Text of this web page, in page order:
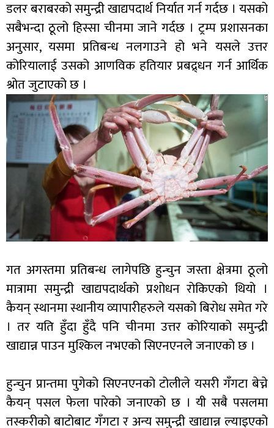
डलर बराबरको समुन्द्री खाद्यपदार्थ निर्यात गर्न गर्दछ । यसको
सबैभन्दा ठूलो हिस्सा चीनमा जाने गर्दछ । ट्रम्प प्रशासनका
अनुसार, यसमा प्रतिबन्ध नलगाउने हो भने यसले उत्तर
कोरियालाई उसको आणविक हतियार प्रबद्र्धन गर्न आर्थिक
श्रोत जुटाएको छ ।
गत अगस्तमा प्रतिबन्ध लागेपछि हुन्चुन जस्ता क्षेत्रमा ठूलो
मात्रामा समुन्द्री खाद्यपदार्थको प्रशोधन रोकिएको थियो ।
कैयन् स्थानमा स्थानीय व्यापारीहरुले यसको बिरोध समेत गरे
। तर यति हुँदा हुँदै पनि चीनमा उत्तर कोरियाको समुन्द्री
खाद्यान्न पाउन मुश्किल नभएको सिएनएनले जनाएको छ ।
हुन्चुन प्रान्तमा पुगेको सिएनएनको टोलीले यसरी गँगटा बेच्ने
कैयन् पसल फेला पारेको जनाएको छ । यी सबै पसलमा
तस्करीको बाटोबाट गँगटा र अन्य समुन्द्री खाद्यान्न ल्याइएको